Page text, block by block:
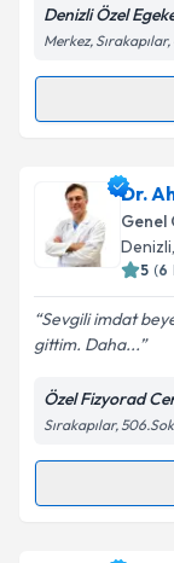
Denizli Özel
Merkez,
Op. Dr.
oluşturun.
takvim
Kişisel
Metni
Dr.
Genel
Denizli
5 (6
Sevgili imdat
gittim. Daha...
Özel Fizyorad
Sırakapılar,